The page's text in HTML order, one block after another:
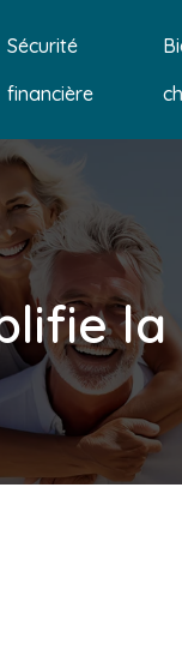
Sécurité
financière